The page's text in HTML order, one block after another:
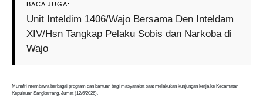
BACA JUGA:
Unit Inteldim 1406/Wajo Bersama Den Inteldam
XIV/Hsn Tangkap Pelaku Sobis dan Narkoba di
Wajo
Munafri membawa berbagai program dan bantuan bagi masyarakat saat melakukan kunjungan kerja ke Kecamatan
Kepulauan Sangkarrang, Jumat (12/6/2026).